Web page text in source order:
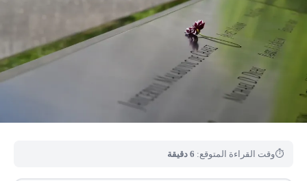
⏱وقت القراءة المتوقع: 6 دقيقة